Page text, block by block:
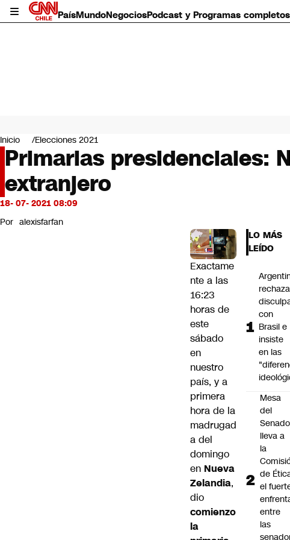
PaísMundoNegociosPodcast y Programas completos
Mundo
Negocios
Deportes
Programas completos
Cultura
Servicios
Bits
CNN Data
Inicio Elecciones 2021
Primarias presidenciales:
extranjero
18- 07- 2021 08:09
Por alexisfarfan
Exactame
nte a las
16:23
horas de
este
sábado
en
nuestro
país, y a
primera
hora de la
madrugad
a del
domingo
en Nueva
Zelandia,
dio
comienzo
la
LO MÁS
LEÍDO
rechaza
con
Brasil e
insiste
en las
Mesa
del
Senado
lleva a
la
de
el
entre
las